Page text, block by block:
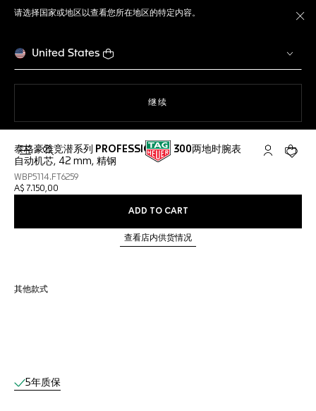
请选择国家或地区以查看您所在地区的特定内容。
United States
继续
打开搜索 My TAG您的
泰格豪雅竞潜系列 PROFESSIONAL 300两地时腕表
自动机芯, 42 mm, 精钢
WBP5114.FT6259
A$ 7.150,00
ADD TO CART
查看店内供货情况
其他款式
线上服务
5年质保